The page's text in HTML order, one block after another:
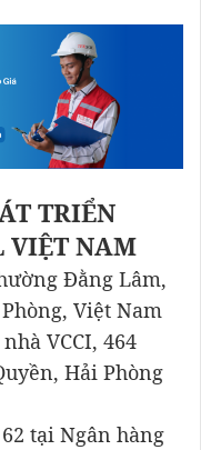
TRIỂN
VIỆT NAM
Đằng Lâm,
Việt Nam
VCCI, 464
Hải Phòng
tại Ngân hàng